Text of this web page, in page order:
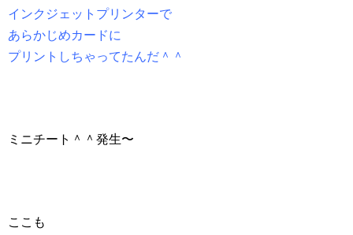
インクジェットプリンターで
あらかじめカードに
プリントしちゃってたんだ＾＾
ミニチート＾＾発生〜
ここも